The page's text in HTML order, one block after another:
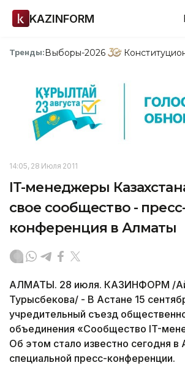
KAZINFORM
Тренды:Выборы-2026
14:05, 28 Июля 2011
IT-менеджеры
свое сообщество -
конференция в Алматы
АЛМАТЫ. 28 июля. КАЗИНФОРМ /
Турысбекова/ - В Астане 15
учредительный съезд
объединения «Сообщество IT-
Об этом стало известно сегодня
специальной пресс-конференции.